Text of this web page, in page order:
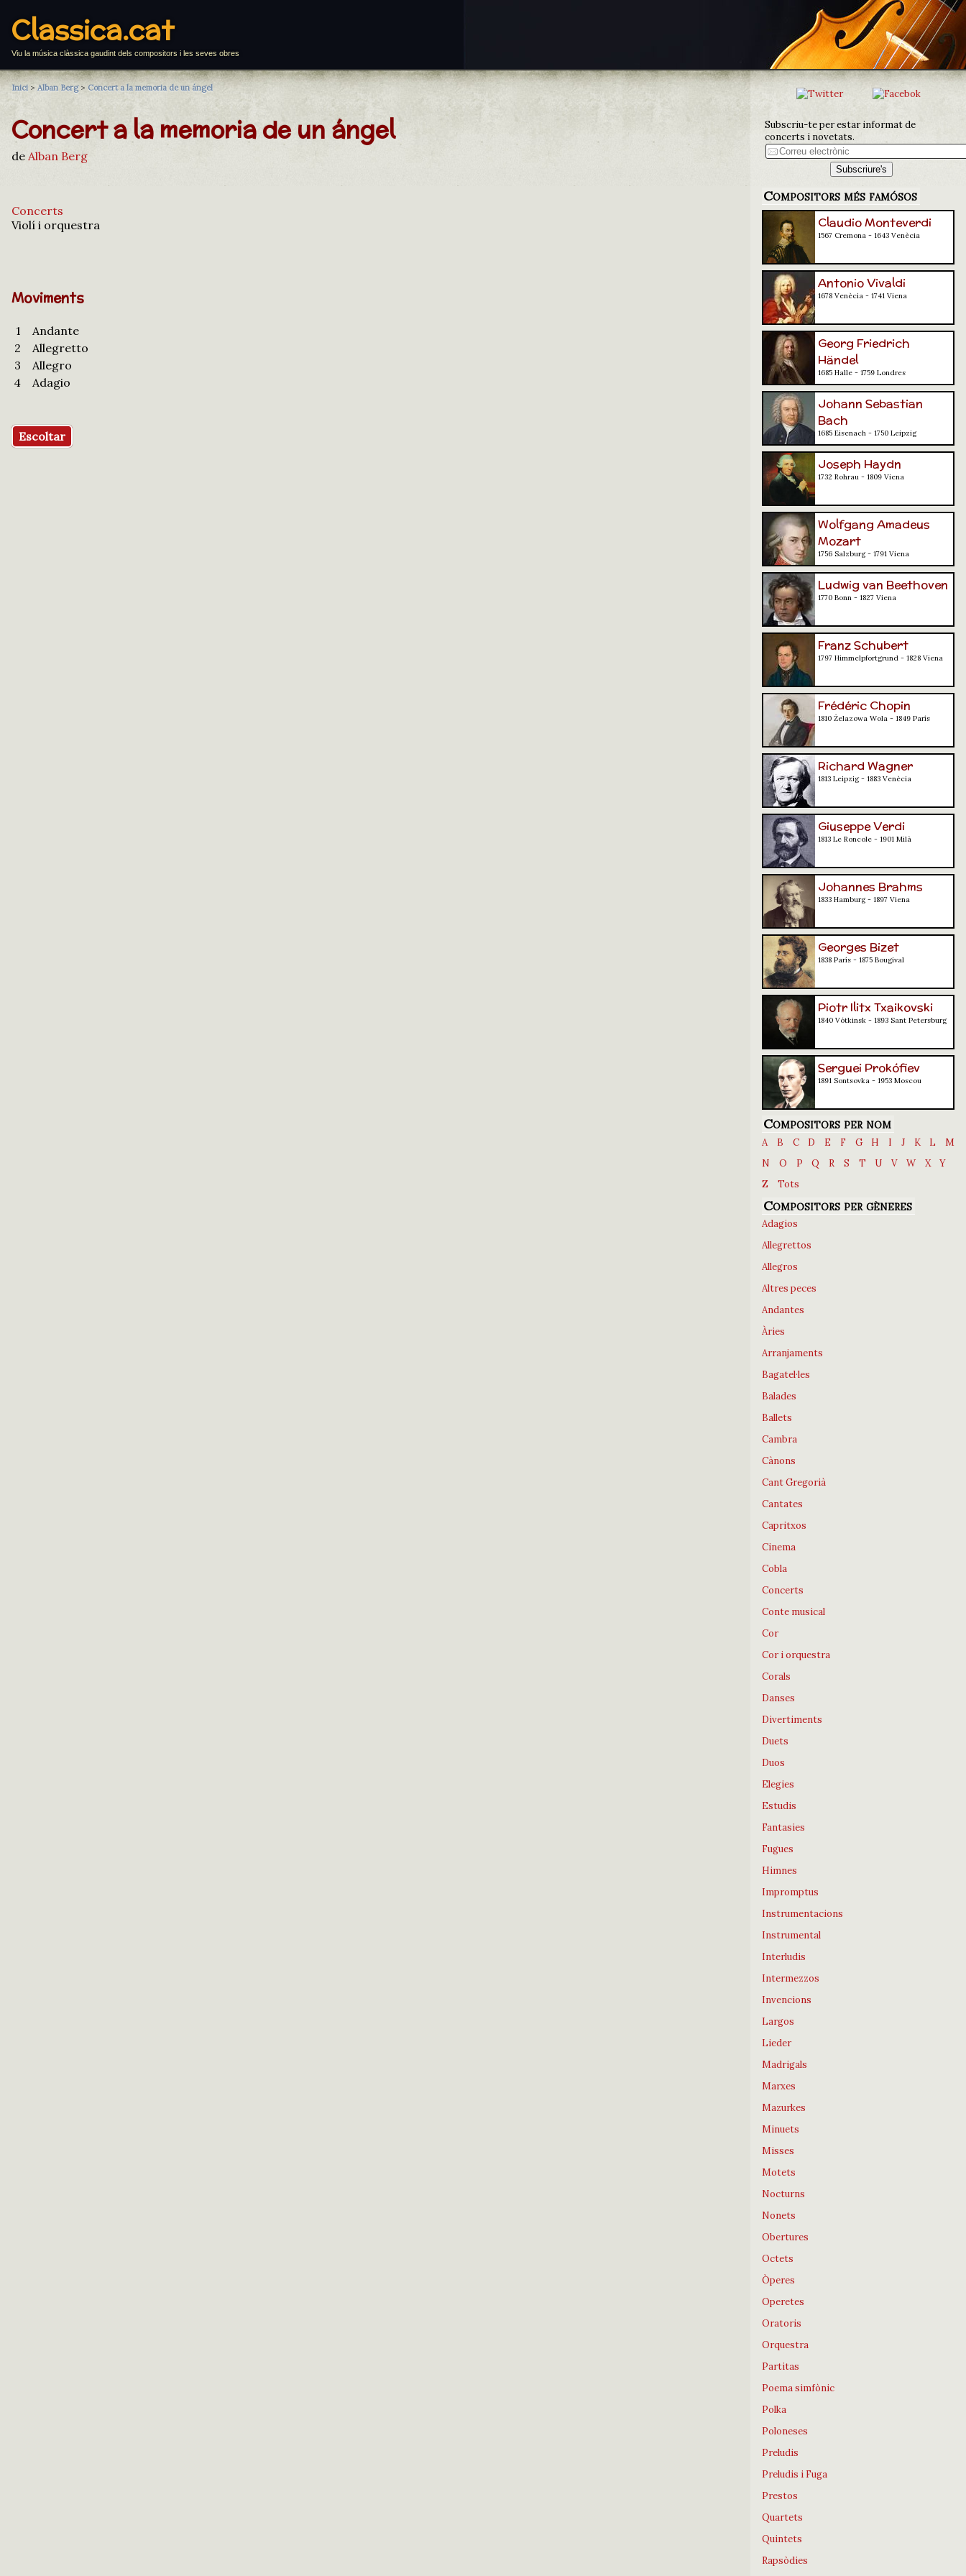
Classica.cat
Viu la música clàssica gaudint dels compositors i les seves obres
Inici > Alban Berg> Concert a la memoria de un ángel
Concert a la memoria de un ángel
de Alban Berg
Concerts
Violí i orquestra
Moviments
1
Andante
2
Allegretto
3
Allegro
4
Adagio
Escoltar
Subscriu-te per estar informat de
concerts i novetats.
Compositors més famósos
Claudio Monteverdi
1567 Cremona - 1643 Venècia
Antonio Vivaldi
1678 Venècia - 1741 Viena
Georg Friedrich
Händel
1685 Halle - 1759 Londres
Johann Sebastian
Bach
1685 Eisenach - 1750 Leipzig
Joseph Haydn
1732 Rohrau - 1809 Viena
Wolfgang Amadeus
Mozart
1756 Salzburg - 1791 Viena
Ludwig van Beethoven
1770 Bonn - 1827 Viena
Franz Schubert
1797 Himmelpfortgrund - 1828 Viena
Frédéric Chopin
1810 Żelazowa Wola - 1849 París
Richard Wagner
1813 Leipzig - 1883 Venècia
Giuseppe Verdi
1813 Le Roncole - 1901 Milà
Johannes Brahms
1833 Hamburg - 1897 Viena
Georges Bizet
1838 París - 1875 Bougival
Piotr Ilitx Txaikovski
1840 Vótkinsk - 1893 Sant Petersburg
Serguei Prokófiev
1891 Sontsovka - 1953 Moscou
Compositors per nom
A B C D E F G H I J K L
M
N
O P Q R S T U V W X
Y
Z
Tots
Compositors per gèneres
Adagios
Allegrettos
Allegros
Altres peces
Andantes
Àries
Arranjaments
Bagatel·les
Balades
Ballets
Cambra
Cànons
Cant Gregorià
Cantates
Capritxos
Cinema
Cobla
Concerts
Conte musical
Cor
Cor i orquestra
Corals
Danses
Divertiments
Duets
Duos
Elegies
Estudis
Fantasies
Fugues
Himnes
Impromptus
Instrumentacions
Instrumental
Interludis
Intermezzos
Invencions
Largos
Lieder
Madrigals
Marxes
Mazurkes
Minuets
Misses
Motets
Nocturns
Nonets
Obertures
Octets
Òperes
Operetes
Oratoris
Orquestra
Partitas
Poema simfònic
Polka
Poloneses
Preludis
Preludis i Fuga
Prestos
Quartets
Quintets
Rapsòdies